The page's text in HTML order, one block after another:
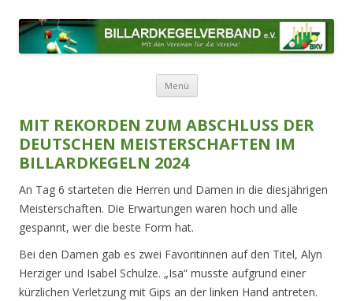
Menü Zum Inhalt springen
MIT REKORDEN ZUM ABSCHLUSS DER
DEUTSCHEN MEISTERSCHAFTEN IM
BILLARDKEGELN 2024
An Tag 6 starteten die Herren und Damen in die diesjährigen
Meisterschaften. Die Erwartungen waren hoch und alle
gespannt, wer die beste Form hat.
Bei den Damen gab es zwei Favoritinnen auf den Titel, Alyn
Herziger und Isabel Schulze. „Isa“ musste aufgrund einer
kürzlichen Verletzung mit Gips an der linken Hand antreten.